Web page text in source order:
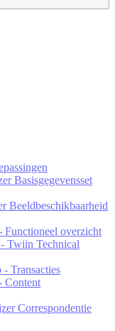
Basisgegevensset
Beeldbeschikbaarheid
overzicht
Twiin Technical
Transacties
Content
Correspondentie